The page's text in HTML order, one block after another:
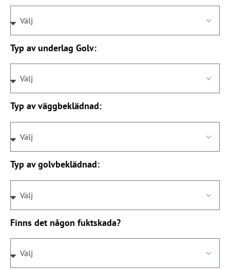
Typ av underlag Golv:
Typ av väggbeklädnad:
Typ av golvbeklädnad:
Finns det någon fuktskada?